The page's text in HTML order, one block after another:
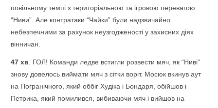
повільному темпі з територіальною та ігровою перевагою
“Ниви”. Але контратаки “Чайки” були надзвичайно
небезпечними за рахунок неузгодженості у захисних діях
вінничан.
47 хв . ГОЛ! Команди ледве встигли розвести мяч, як “Ниві”
знову довелось виймати мяч з сітки воріт. Мосюк вкинув аут
на Погранічного, який оббіг Худіка і Бондаря, обійшов і
Петрика, який помилився, вибиваючи мяч і вийшов на